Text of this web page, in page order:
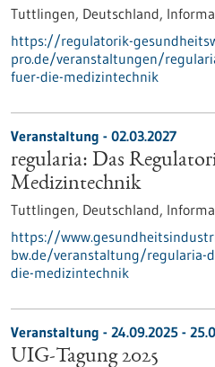
Tuttlingen, Deutschland,
https://regulatorik-
pro.de/veranstaltungen/
fuer-die-medizintechnik
Veranstaltung - 02.03.2027
regularia: Das
Medizintechnik
Tuttlingen, Deutschland,
https://
bw.de/veranstaltung/regularia-
die-medizintechnik
Veranstaltung - 24.09.2025 -
UIG-Tagung 2025